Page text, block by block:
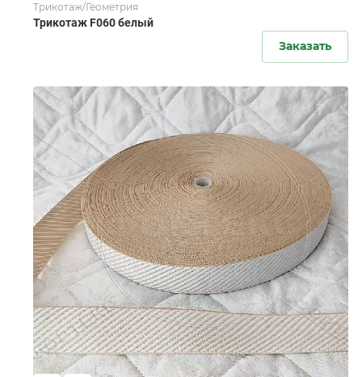
Трикотаж/Геометрия
Трикотаж F060 белый
Заказать